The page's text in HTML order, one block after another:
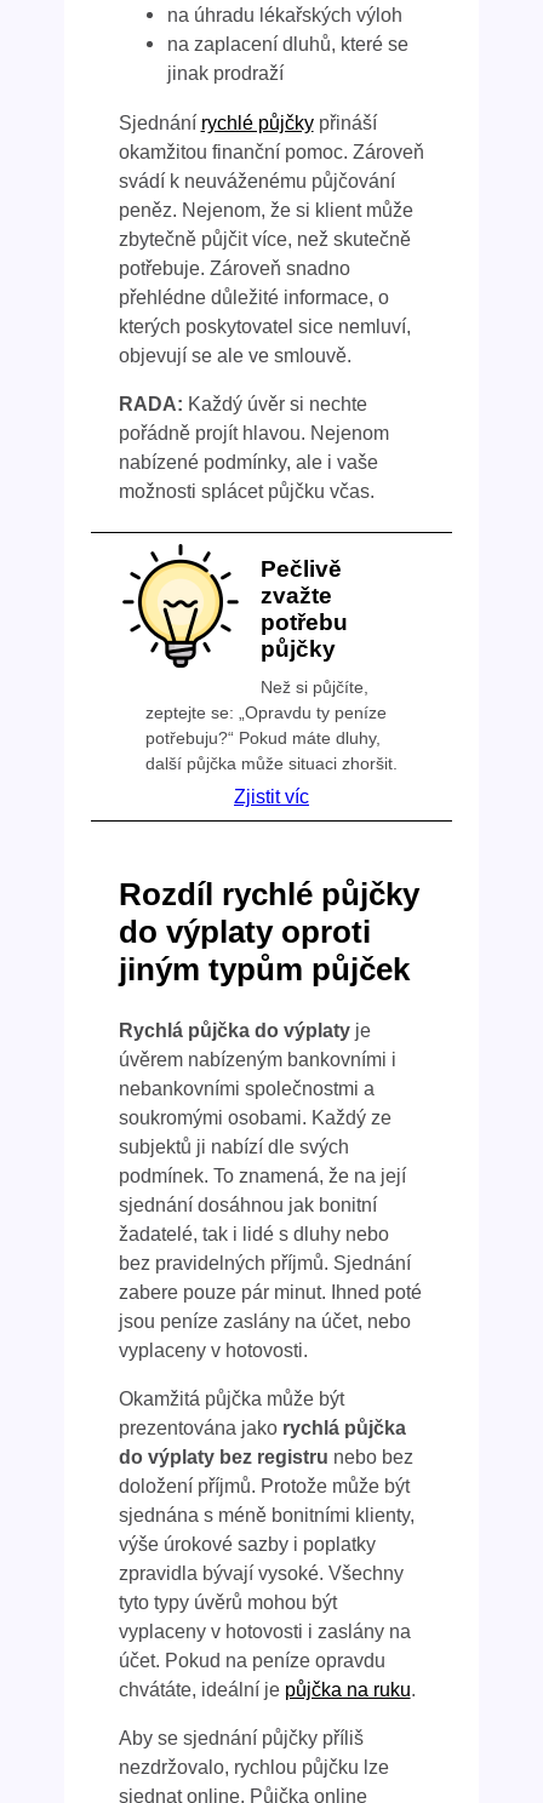
na úhradu lékařských výloh
na zaplacení dluhů, které se
jinak prodraží
Sjednání rychlé půjčkypřináší
okamžitou finanční pomoc. Zároveň
svádí k neuváženému půjčování
peněz. Nejenom, že si klient může
zbytečně půjčit více, než skutečně
potřebuje. Zároveň snadno
přehlédne důležité informace, o
kterých poskytovatel sice nemluví,
objevují se ale ve smlouvě.
RADA: Každý úvěr si nechte
pořádně projít hlavou. Nejenom
nabízené podmínky, ale i vaše
možnosti splácet půjčku včas.
Pečlivě
zvažte
potřebu
půjčky
Než si půjčíte,
zeptejte se: „Opravdu ty peníze
potřebuju?“ Pokud máte dluhy,
další půjčka může situaci zhoršit.
Zjistit víc
Rozdíl rychlé půjčky
do výplaty oproti
jiným typům půjček
Rychlá půjčka do výplatyje
úvěrem nabízeným bankovními i
nebankovními společnostmi a
soukromými osobami. Každý ze
subjektů ji nabízí dle svých
podmínek. To znamená, že na její
sjednání dosáhnou jak bonitní
žadatelé, tak i lidé s dluhy nebo
bez pravidelných příjmů. Sjednání
zabere pouze pár minut. Ihned poté
jsou peníze zaslány na účet, nebo
vyplaceny v hotovosti.
Okamžitá půjčka může být
prezentována jako rychlá půjčka
do výplaty bez registru nebo bez
doložení příjmů. Protože může být
sjednána s méně bonitními klienty,
výše úrokové sazby i poplatky
zpravidla bývají vysoké. Všechny
tyto typy úvěrů mohou být
vyplaceny v hotovosti i zaslány na
účet. Pokud na peníze opravdu
chvátáte, ideální je půjčka na ruku.
Aby se sjednání půjčky příliš
nezdržovalo, rychlou půjčku lze
sjednat online. Půjčka online